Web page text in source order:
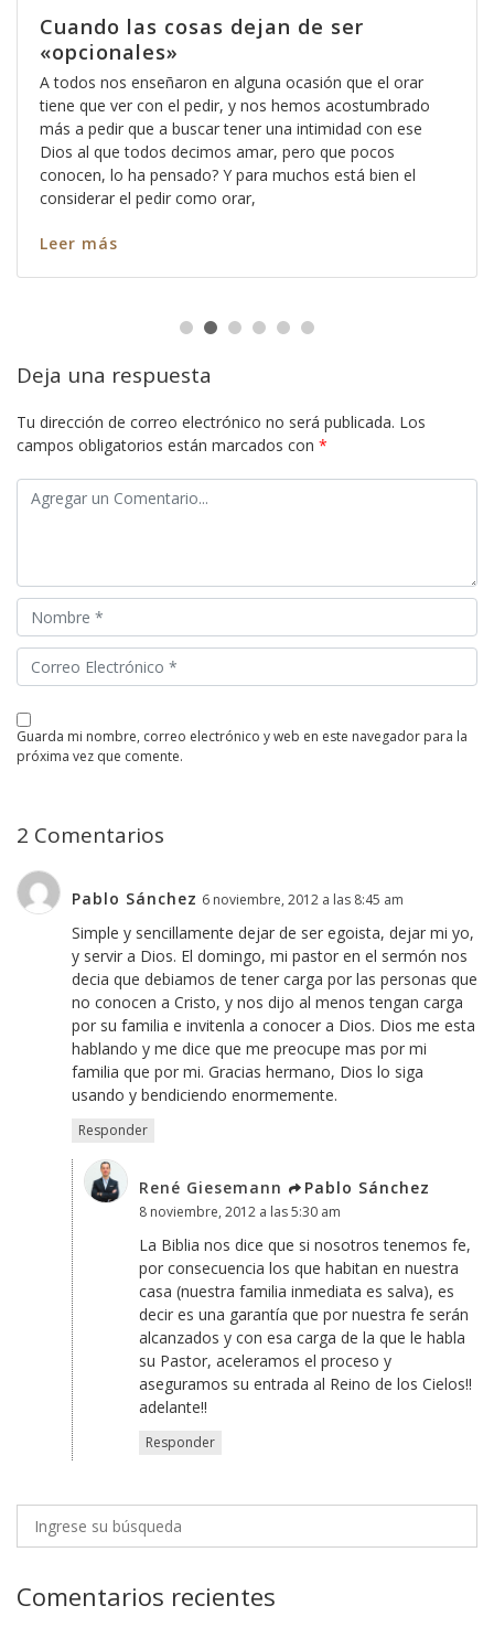
Cuando las cosas dejan de ser
«opcionales»
A todos nos enseñaron en alguna ocasión que el orar
tiene que ver con el pedir, y nos hemos acostumbrado
más a pedir que a buscar tener una intimidad con ese
Dios al que todos decimos amar, pero que pocos
conocen, lo ha pensado? Y para muchos está bien el
considerar el pedir como orar,
Leer más
Deja una respuesta
Tu dirección de correo electrónico no será publicada. Los
campos obligatorios están marcados con *
guarda mi nombre, correo electrónico y web en este navegador para la
próxima vez que comente.
2 Comentarios
Pablo Sánchez 6 noviembre, 2012 a las 8:45 am
Simple y sencillamente dejar de ser egoista, dejar mi yo,
y servir a Dios. El domingo, mi pastor en el sermón nos
decia que debiamos de tener carga por las personas que
no conocen a Cristo, y nos dijo al menos tengan carga
por su familia e invitenla a conocer a Dios. Dios me esta
hablando y me dice que me preocupe mas por mi
familia que por mi. Gracias hermano, Dios lo siga
usando y bendiciendo enormemente.
Responder
René Giesemann Pablo Sánchez
8 noviembre, 2012 a las 5:30 am
La Biblia nos dice que si nosotros tenemos fe,
por consecuencia los que habitan en nuestra
casa (nuestra familia inmediata es salva), es
decir es una garantía que por nuestra fe serán
alcanzados y con esa carga de la que le habla
su Pastor, aceleramos el proceso y
aseguramos su entrada al Reino de los Cielos!!
adelante!!
Responder
Comentarios recientes